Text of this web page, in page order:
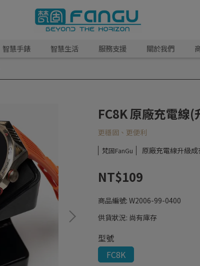
智慧手錶 智慧生活 服務支援 關於我們
FC8K 原廠充電
更穩固、更便利
梵固FanGu 原廠充電線升級
NT$109
商品編號: W2006-99-0400
供貨狀況: 尚有庫存
型號
FC8K